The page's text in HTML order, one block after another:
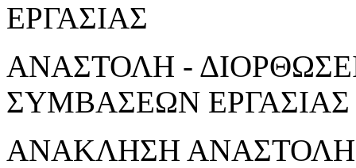
ΕΡΓΑΣΙΑΣ
ΑΝΑΣΤΟΛΗ -
ΣΥΜΒΑΣΕΩΝ
ΑΝΑΚΛΗΣΗ